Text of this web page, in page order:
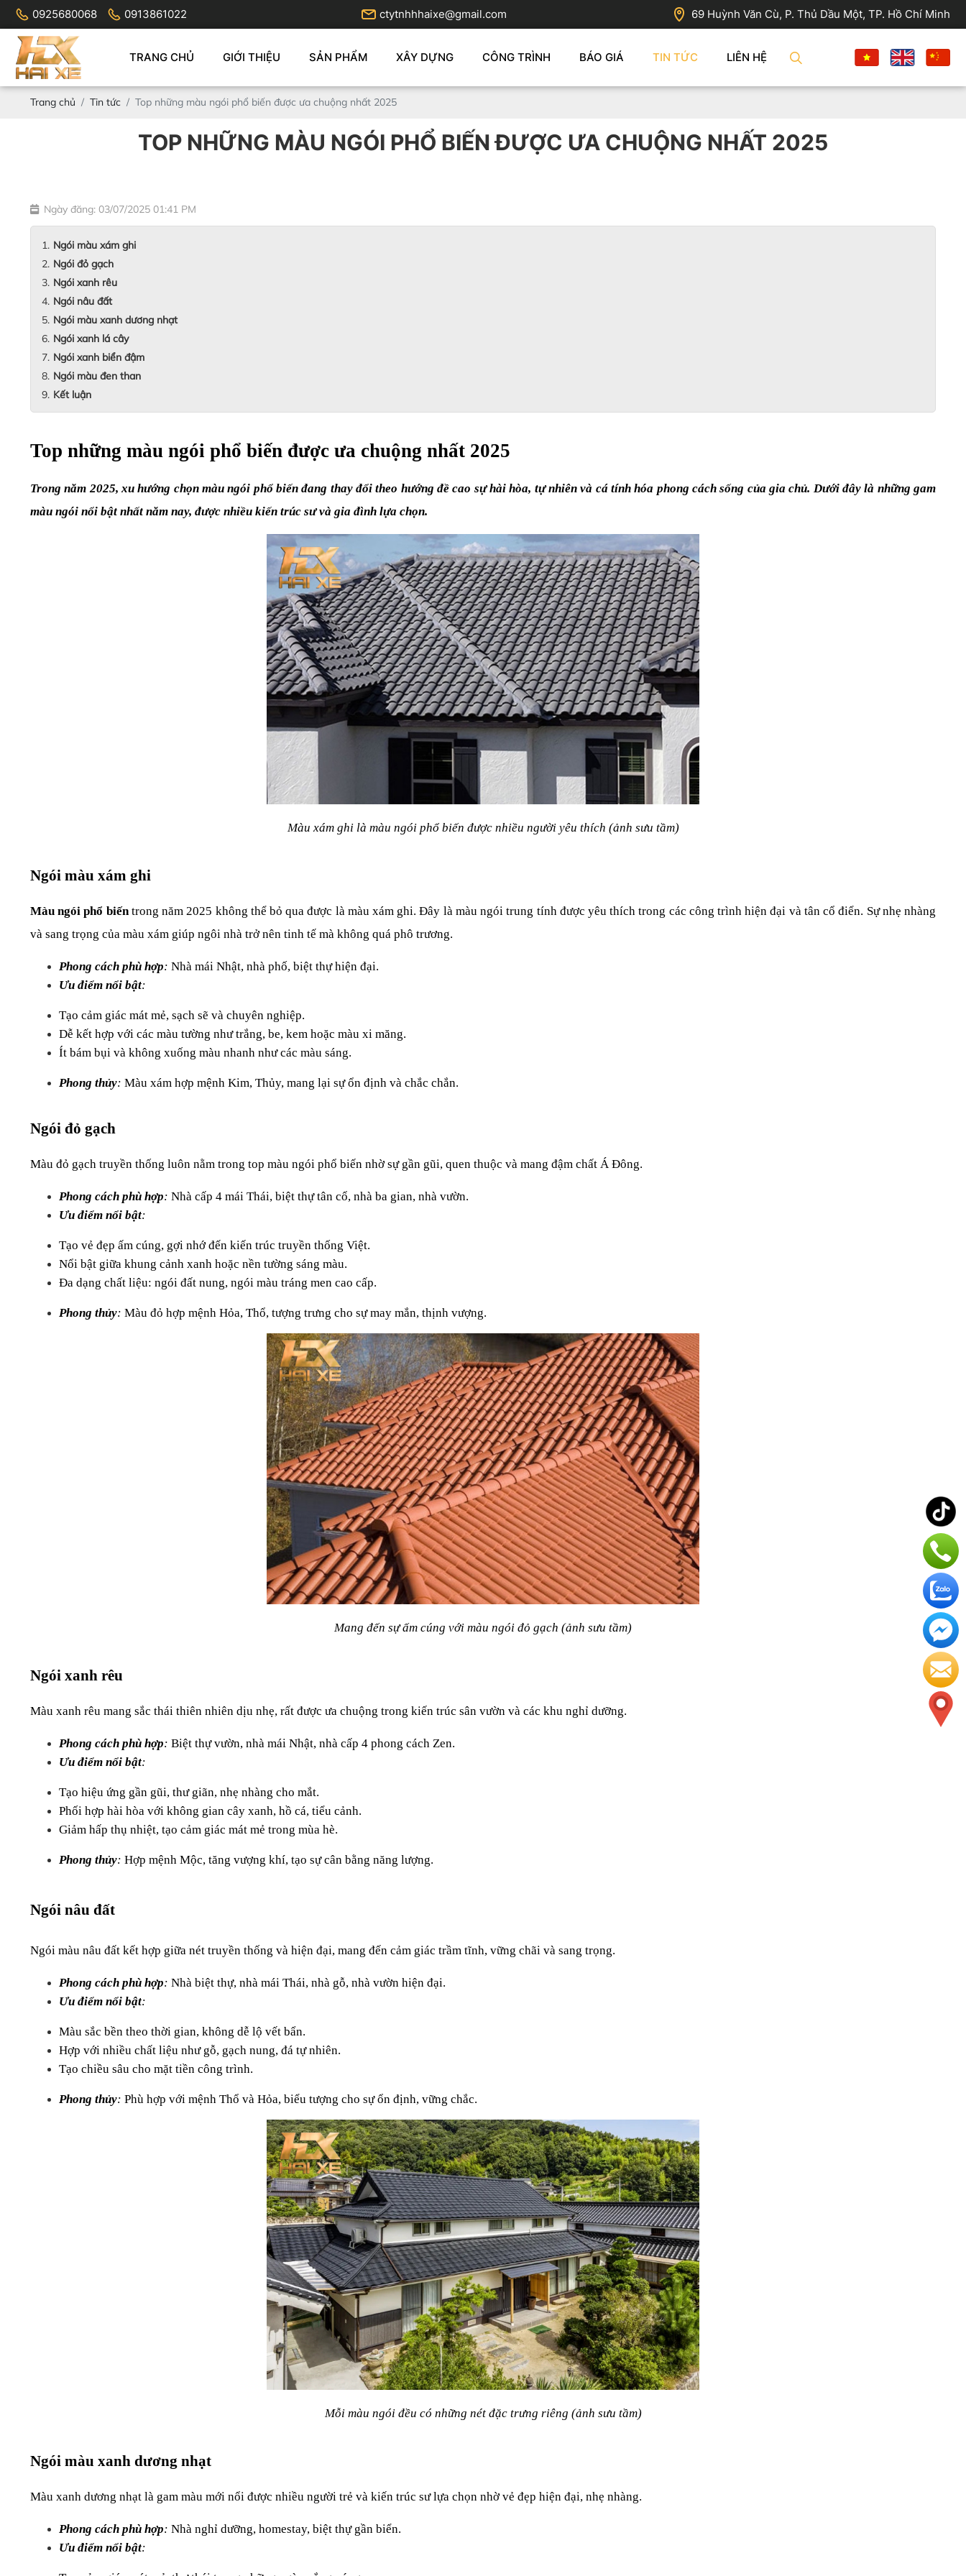
0925680068 0913861022 ctytnhhhaixe@gmail.com 69 Huỳnh Văn Cù, P. Thủ Dầu Một, TP. Hồ Chí Minh
TRANG CHỦ GIỚI THIỆU SẢN PHẨM XÂY DỰNG CÔNG TRÌNH BÁO GIÁ TIN TỨC LIÊN HỆ
Trang chủ Tin tức Top những màu ngói phổ biến được ưa chuộng nhất 2025
TOP NHỮNG MÀU NGÓI PHỔ BIẾN ĐƯỢC ƯA CHUỘNG NHẤT 2025
Ngày đăng: 03/07/2025 01:41 PM
Ngói màu xám ghi
Ngói đỏ gạch
Ngói xanh rêu
Ngói nâu đất
Ngói màu xanh dương nhạt
Ngói xanh lá cây
Ngói xanh biển đậm
Ngói màu đen than
Kết luận
Top những màu ngói phổ biến được ưa chuộng nhất 2025
Trong năm 2025, xu hướng chọn màu ngói phổ biến đang thay đổi theo hướng đề cao sự hài hòa, tự nhiên và cá tính hóa phong cách sống của gia chủ. Dưới đây là những gam
màu ngói nổi bật nhất năm nay, được nhiều kiến trúc sư và gia đình lựa chọn.
Màu xám ghi là màu ngói phổ biến được nhiều người yêu thích (ảnh sưu tầm)
Ngói màu xám ghi
Màu ngói phổ biến trong năm 2025 không thể bỏ qua được là màu xám ghi. Đây là màu ngói trung tính được yêu thích trong các công trình hiện đại và tân cổ điển. Sự nhẹ nhàng
và sang trọng của màu xám giúp ngôi nhà trở nên tinh tế mà không quá phô trương.
Phong cách phù hợp: Nhà mái Nhật, nhà phố, biệt thự hiện đại.
Ưu điểm nổi bật:
Tạo cảm giác mát mẻ, sạch sẽ và chuyên nghiệp.
Dễ kết hợp với các màu tường như trắng, be, kem hoặc màu xi măng.
Ít bám bụi và không xuống màu nhanh như các màu sáng.
Phong thủy: Màu xám hợp mệnh Kim, Thủy, mang lại sự ổn định và chắc chắn.
Ngói đỏ gạch
Màu đỏ gạch truyền thống luôn nằm trong top màu ngói phổ biến nhờ sự gần gũi, quen thuộc và mang đậm chất Á Đông.
Phong cách phù hợp: Nhà cấp 4 mái Thái, biệt thự tân cổ, nhà ba gian, nhà vườn.
Ưu điểm nổi bật:
Tạo vẻ đẹp ấm cúng, gợi nhớ đến kiến trúc truyền thống Việt.
Nổi bật giữa khung cảnh xanh hoặc nền tường sáng màu.
Đa dạng chất liệu: ngói đất nung, ngói màu tráng men cao cấp.
Phong thủy: Màu đỏ hợp mệnh Hỏa, Thổ, tượng trưng cho sự may mắn, thịnh vượng.
Mang đến sự ấm cúng với màu ngói đỏ gạch (ảnh sưu tầm)
Ngói xanh rêu
Màu xanh rêu mang sắc thái thiên nhiên dịu nhẹ, rất được ưa chuộng trong kiến trúc sân vườn và các khu nghỉ dưỡng.
Phong cách phù hợp: Biệt thự vườn, nhà mái Nhật, nhà cấp 4 phong cách Zen.
Ưu điểm nổi bật:
Tạo hiệu ứng gần gũi, thư giãn, nhẹ nhàng cho mắt.
Phối hợp hài hòa với không gian cây xanh, hồ cá, tiểu cảnh.
Giảm hấp thụ nhiệt, tạo cảm giác mát mẻ trong mùa hè.
Phong thủy: Hợp mệnh Mộc, tăng vượng khí, tạo sự cân bằng năng lượng.
Ngói nâu đất
Ngói màu nâu đất kết hợp giữa nét truyền thống và hiện đại, mang đến cảm giác trầm tĩnh, vững chãi và sang trọng.
Phong cách phù hợp: Nhà biệt thự, nhà mái Thái, nhà gỗ, nhà vườn hiện đại.
Ưu điểm nổi bật:
Màu sắc bền theo thời gian, không dễ lộ vết bẩn.
Hợp với nhiều chất liệu như gỗ, gạch nung, đá tự nhiên.
Tạo chiều sâu cho mặt tiền công trình.
Phong thủy: Phù hợp với mệnh Thổ và Hỏa, biểu tượng cho sự ổn định, vững chắc.
Mỗi màu ngói đều có những nét đặc trưng riêng (ảnh sưu tầm)
Ngói màu xanh dương nhạt
Màu xanh dương nhạt là gam màu mới nổi được nhiều người trẻ và kiến trúc sư lựa chọn nhờ vẻ đẹp hiện đại, nhẹ nhàng.
Phong cách phù hợp: Nhà nghỉ dưỡng, homestay, biệt thự gần biển.
Ưu điểm nổi bật: